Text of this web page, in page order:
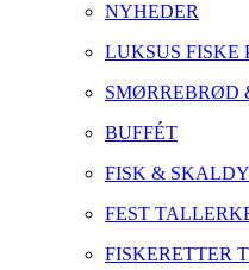
NYHEDER
LUKSUS FISKE
SMØRREBRØD
BUFFÉT
FISK &
FEST
FISKERETTER